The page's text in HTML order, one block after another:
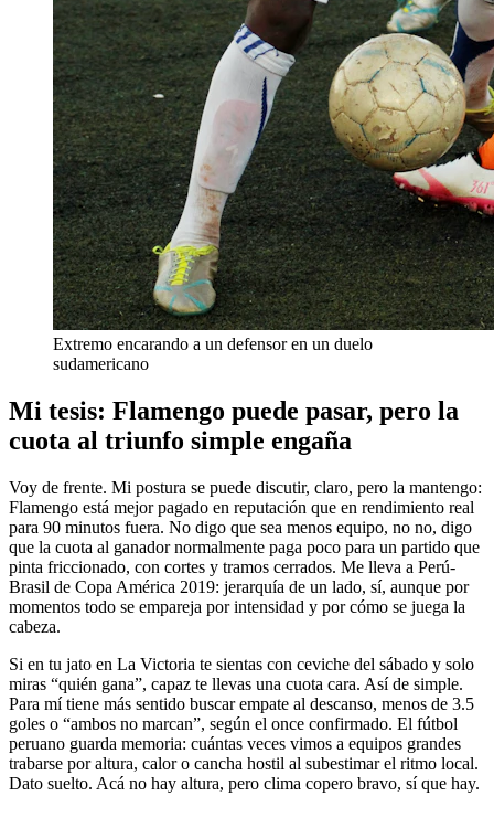
Extremo encarando a un defensor en un duelo
sudamericano
Mi tesis: Flamengo puede pasar, pero la
cuota al triunfo simple engaña
Voy de frente. Mi postura se puede discutir, claro, pero la mantengo:
Flamengo está mejor pagado en reputación que en rendimiento real
para 90 minutos fuera. No digo que sea menos equipo, no no, digo
que la cuota al ganador normalmente paga poco para un partido que
pinta friccionado, con cortes y tramos cerrados. Me lleva a Perú-
Brasil de Copa América 2019: jerarquía de un lado, sí, aunque por
momentos todo se empareja por intensidad y por cómo se juega la
cabeza.
Si en tu jato en La Victoria te sientas con ceviche del sábado y solo
miras “quién gana”, capaz te llevas una cuota cara. Así de simple.
Para mí tiene más sentido buscar empate al descanso, menos de 3.5
goles o “ambos no marcan”, según el once confirmado. El fútbol
peruano guarda memoria: cuántas veces vimos a equipos grandes
trabarse por altura, calor o cancha hostil al subestimar el ritmo local.
Dato suelto. Acá no hay altura, pero clima copero bravo, sí que hay.